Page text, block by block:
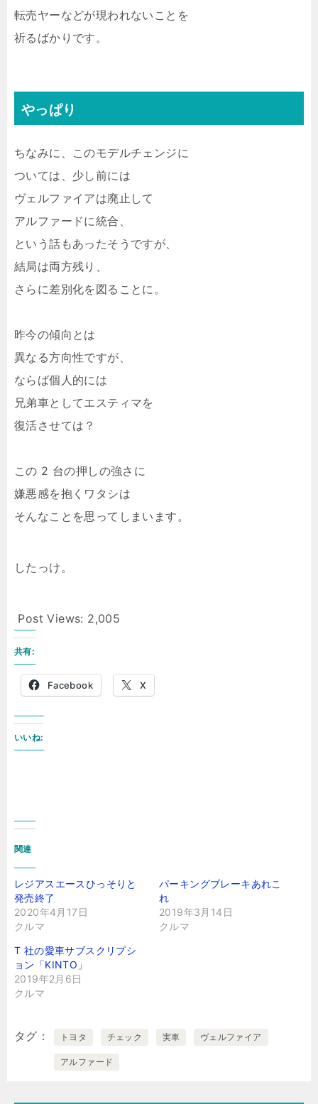
転売ヤーなどが現われないことを
祈るばかりです。
やっぱり
ちなみに、このモデルチェンジに
ついては、少し前には
ヴェルファイアは廃止して
アルファードに統合、
という話もあったそうですが、
結局は両方残り、
さらに差別化を図ることに。
昨今の傾向とは
異なる方向性ですが、
ならば個人的には
兄弟車としてエスティマを
復活させては？
この 2 台の押しの強さに
嫌悪感を抱くワタシは
そんなことを思ってしまいます。
したっけ。
Post Views: 2,005
共有:
Facebook X
いいね:
関連
レジアスエースひっそりと
発売終了
2020年4月17日
クルマ
パーキングブレーキあれこ
れ
2019年3月14日
クルマ
T 社の愛車サブスクリプシ
ョン「KINTO」
2019年2月6日
クルマ
タグ トヨタ チェック 実車 ヴェルファイア
アルファード